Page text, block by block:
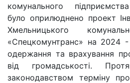
комунального
було оприлюднено проект
Хмельницького
«Спецкомунтранс» на
одержання та врахування
від громадськості.
законодавством терміну